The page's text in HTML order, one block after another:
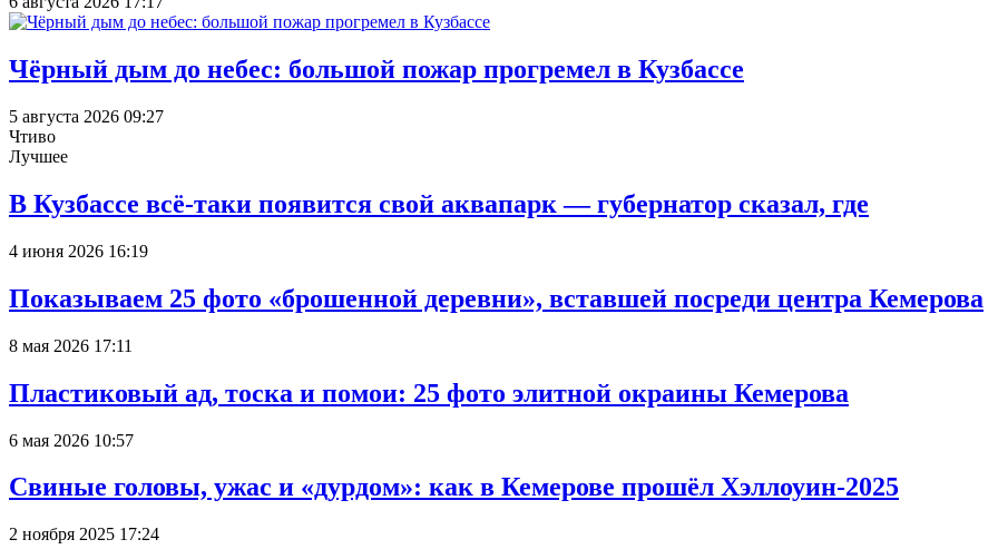
Чёрный дым до небес: большой пожар прогремел в Кузбассе
5 августа 2026 09:27
Чтиво
Лучшее
В Кузбассе всё-таки появится свой аквапарк — губернатор сказал, где
4 июня 2026 16:19
Показываем 25 фото «брошенной деревни», вставшей посреди центра Кемерова
8 мая 2026 17:11
Пластиковый ад, тоска и помои: 25 фото элитной окраины Кемерова
6 мая 2026 10:57
Свиные головы, ужас и «дурдом»: как в Кемерове прошёл Хэллоуин-2025
2 ноября 2025 17:24